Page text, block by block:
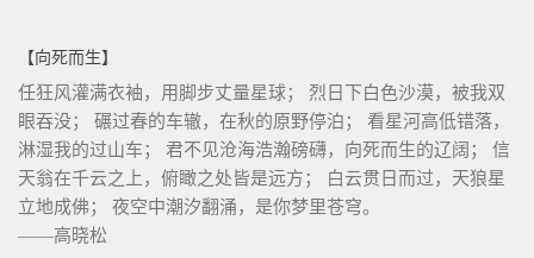
【向死而生】
任狂风灌满衣袖，用脚步丈量星球； 烈日下白色沙漠，被我双
眼吞没； 碾过春的车辙，在秋的原野停泊； 看星河高低错落，
淋湿我的过山车； 君不见沧海浩瀚磅礴，向死而生的辽阔； 信
天翁在千云之上，俯瞰之处皆是远方； 白云贯日而过，天狼星
立地成佛； 夜空中潮汐翻涌，是你梦里苍穹。
——高晓松